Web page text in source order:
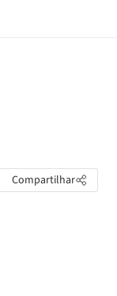
Compartilhar